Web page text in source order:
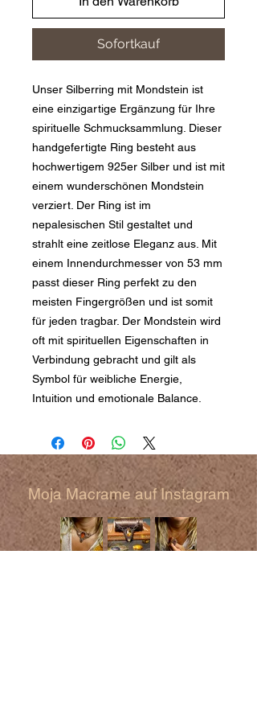
Sofortkauf
Unser Silberring mit Mondstein ist
eine einzigartige Ergänzung für Ihre
spirituelle Schmucksammlung. Dieser
handgefertigte Ring besteht aus
hochwertigem 925er Silber und ist mit
einem wunderschönen Mondstein
verziert. Der Ring ist im
nepalesischen Stil gestaltet und
strahlt eine zeitlose Eleganz aus. Mit
einem Innendurchmesser von 53 mm
passt dieser Ring perfekt zu den
meisten Fingergrößen und ist somit
für jeden tragbar. Der Mondstein wird
oft mit spirituellen Eigenschaften in
Verbindung gebracht und gilt als
Symbol für weibliche Energie,
Intuition und emotionale Balance.
Moja Macrame auf Instagram